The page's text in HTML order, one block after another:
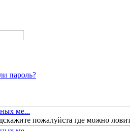
пароль?
ме...
пожалуйста где можно